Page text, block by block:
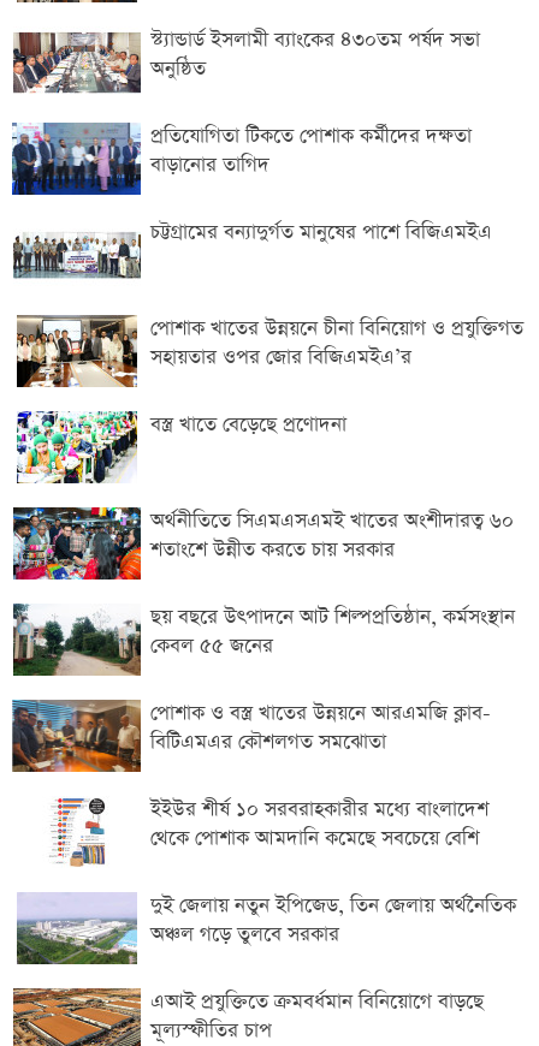
স্ট্যান্ডার্ড ইসলামী ব্যাংকের ৪৩০তম পর্ষদ সভা
অনুষ্ঠিত
প্রতিযোগিতা টিকতে পোশাক কর্মীদের দক্ষতা
বাড়ানোর তাগিদ
চট্টগ্রামের বন্যাদুর্গত মানুষের পাশে বিজিএমইএ
পোশাক খাতের উন্নয়নে চীনা বিনিয়োগ ও প্রযুক্তিগত
সহায়তার ওপর জোর বিজিএমইএ’র
বস্ত্র খাতে বেড়েছে প্রণোদনা
অর্থনীতিতে সিএমএসএমই খাতের অংশীদারত্ব ৬০
শতাংশে উন্নীত করতে চায় সরকার
ছয় বছরে উৎপাদনে আট শিল্পপ্রতিষ্ঠান, কর্মসংস্থান
কেবল ৫৫ জনের
পোশাক ও বস্ত্র খাতের উন্নয়নে আরএমজি ক্লাব-
বিটিএমএর কৌশলগত সমঝোতা
ইইউর শীর্ষ ১০ সরবরাহকারীর মধ্যে বাংলাদেশ
থেকে পোশাক আমদানি কমেছে সবচেয়ে বেশি
দুই জেলায় নতুন ইপিজেড, তিন জেলায় অর্থনৈতিক
অঞ্চল গড়ে তুলবে সরকার
এআই প্রযুক্তিতে ক্রমবর্ধমান বিনিয়োগে বাড়ছে
মূল্যস্ফীতির চাপ